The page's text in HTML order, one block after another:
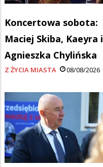
Koncertowa sobota:
Maciej Skiba, Kaeyra i
Agnieszka Chylińska
Z ŻYCIA MIASTA 08/08/2026